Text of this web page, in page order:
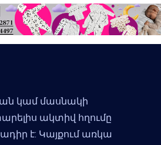
կամ մասնակի
ակտիվ հղումը
է: Կայքում առկա